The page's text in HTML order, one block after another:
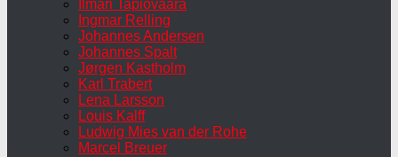
Ilmari Tapiovaara
Ingmar Relling
Johannes Andersen
Johannes Spalt
Jørgen Kastholm
Karl Trabert
Lena Larsson
Louis Kalff
Ludwig Mies van der Rohe
Marcel Breuer